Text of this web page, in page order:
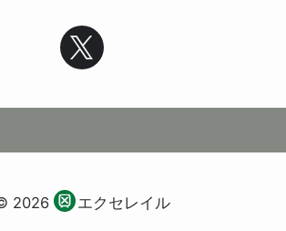
2026 エクセレイル